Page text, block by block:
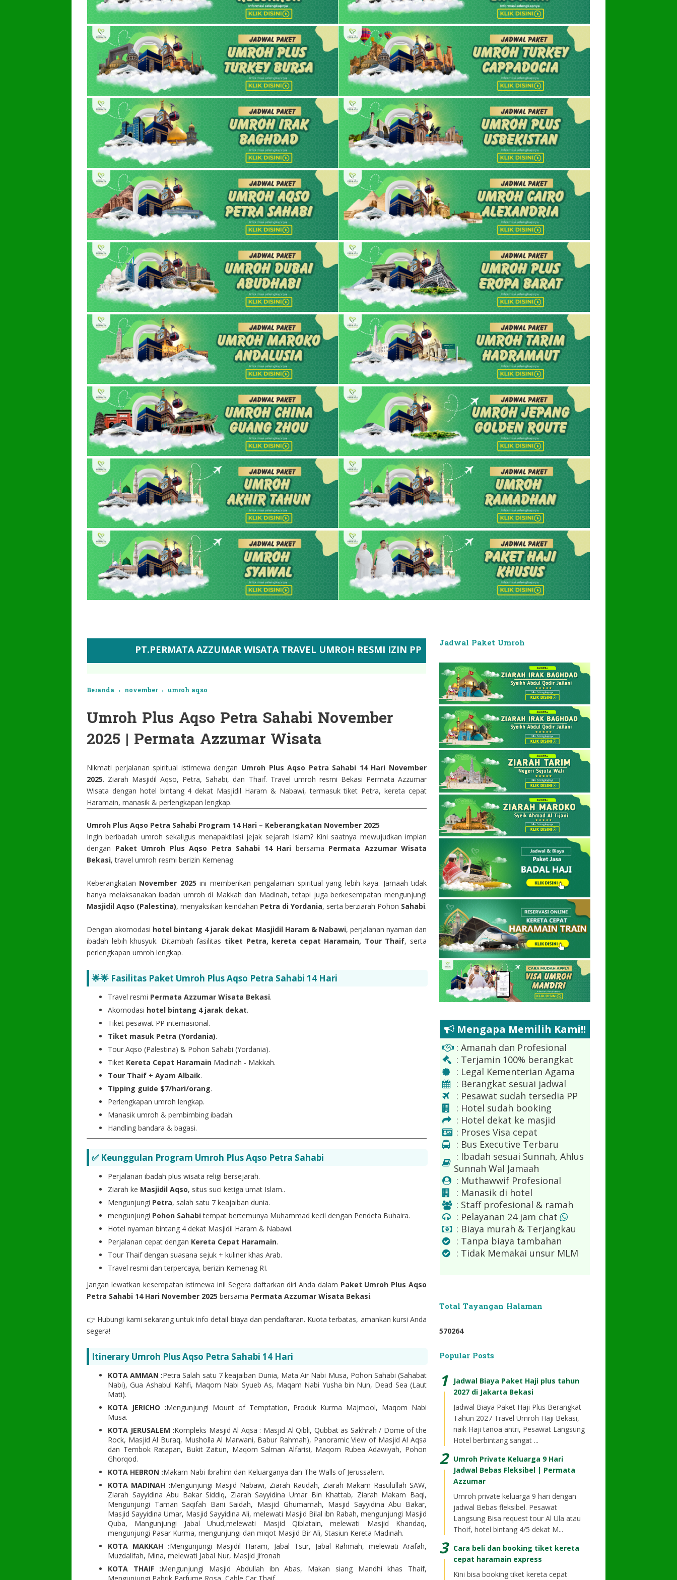
PT.PERMATA AZZUMAR WISATA TRAVEL UMROH RESMI IZIN PPIU 81201101007860002
Beranda › november › umroh aqso
Umroh Plus Aqso Petra Sahabi November
2025 | Permata Azzumar Wisata
Nikmati perjalanan spiritual istimewa dengan Umroh Plus Aqso Petra Sahabi 14 Hari November
2025. Ziarah Masjidil Aqso, Petra, Sahabi, dan Thaif. Travel umroh resmi Bekasi Permata Azzumar
Wisata dengan hotel bintang 4 dekat Masjidil Haram & Nabawi, termasuk tiket Petra, kereta cepat
Haramain, manasik & perlengkapan lengkap.
Umroh Plus Aqso Petra Sahabi Program 14 Hari – Keberangkatan November 2025
Ingin beribadah umroh sekaligus menapaktilasi jejak sejarah Islam? Kini saatnya mewujudkan impian
dengan Paket Umroh Plus Aqso Petra Sahabi 14 Hari bersama Permata Azzumar Wisata
Bekasi, travel umroh resmi berizin Kemenag.
Keberangkatan November 2025 ini memberikan pengalaman spiritual yang lebih kaya. Jamaah tidak
hanya melaksanakan ibadah umroh di Makkah dan Madinah, tetapi juga berkesempatan mengunjungi
Masjidil Aqso (Palestina), menyaksikan keindahan Petra di Yordania, serta berziarah Pohon Sahabi.
Dengan akomodasi hotel bintang 4 jarak dekat Masjidil Haram & Nabawi, perjalanan nyaman dan
ibadah lebih khusyuk. Ditambah fasilitas tiket Petra, kereta cepat Haramain, Tour Thaif, serta
perlengkapan umroh lengkap.
🌟🌟 Fasilitas Paket Umroh Plus Aqso Petra Sahabi 14 Hari
Travel resmi Permata Azzumar Wisata Bekasi.
Akomodasi hotel bintang 4 jarak dekat.
Tiket pesawat PP internasional.
Tiket masuk Petra (Yordania).
Tour Aqso (Palestina) & Pohon Sahabi (Yordania).
Tiket Kereta Cepat Haramain Madinah - Makkah.
Tour Thaif + Ayam Albaik.
Tipping guide $7/hari/orang.
Perlengkapan umroh lengkap.
Manasik umroh & pembimbing ibadah.
Handling bandara & bagasi.
✅ Keunggulan Program Umroh Plus Aqso Petra Sahabi
Perjalanan ibadah plus wisata religi bersejarah.
Ziarah ke Masjidil Aqso, situs suci ketiga umat Islam..
Mengunjungi Petra, salah satu 7 keajaiban dunia.
mengunjungi Pohon Sahabitempat bertemunya Muhammad kecil dengan Pendeta Buhaira.
Hotel nyaman bintang 4 dekat Masjidil Haram & Nabawi.
Perjalanan cepat dengan Kereta Cepat Haramain.
Tour Thaif dengan suasana sejuk + kuliner khas Arab.
Travel resmi dan terpercaya, berizin Kemenag RI.
Jangan lewatkan kesempatan istimewa ini! Segera daftarkan diri Anda dalam Paket Umroh Plus Aqso
Petra Sahabi 14 Hari November 2025 bersama Permata Azzumar Wisata Bekasi.
👉 Hubungi kami sekarang untuk info detail biaya dan pendaftaran. Kuota terbatas, amankan kursi Anda
segera!
Itinerary Umroh Plus Aqso Petra Sahabi 14 Hari
KOTA AMMAN :Petra Salah satu 7 keajaiban Dunia, Mata Air Nabi Musa, Pohon Sahabi (Sahabat
Nabi), Gua Ashabul Kahfi, Maqom Nabi Syueb As, Maqam Nabi Yusha bin Nun, Dead Sea (Laut
Mati).
KOTA JERICHO :Mengunjungi Mount of Temptation, Produk Kurma Majmool, Maqom Nabi
Musa.
KOTA JERUSALEM :Kompleks Masjid Al Aqsa : Masjid Al Qibli, Qubbat as Sakhrah / Dome of the
Rock, Masjid Al Buraq, Musholla Al Marwani, Babur Rahmah), Panoramic View of Masjid Al Aqsa
dan Tembok Ratapan, Bukit Zaitun, Maqom Salman Alfarisi, Maqom Rubea Adawiyah, Pohon
Ghorqod.
KOTA HEBRON :Makam Nabi Ibrahim dan Keluarganya dan The Walls of Jerussalem.
KOTA MADINAH :Mengunjungi Masjid Nabawi, Ziarah Raudah, Ziarah Makam Rasulullah SAW,
Ziarah Sayyidina Abu Bakar Siddiq, Ziarah Sayyidina Umar Bin Khattab, Ziarah Makam Baqi,
Mengunjungi Taman Saqifah Bani Saidah, Masjid Ghumamah, Masjid Sayyidina Abu Bakar,
Masjid Sayyidina Umar, Masjid Sayyidina Ali, melewati Masjid Bilal ibn Rabah, mengunjungi Masjid
Quba, Mangunjungi Jabal Uhud,melewati Masjid Qiblatain, melewati Masjid Khandaq,
mengunjungi Pasar Kurma, mengunjungi dan miqot Masjid Bir Ali, Stasiun Kereta Madinah.
KOTA MAKKAH :Mengunjungi Masjidil Haram, Jabal Tsur, Jabal Rahmah, melewati Arafah,
Muzdalifah, Mina, melewati Jabal Nur, Masjid Ji’ronah
KOTA THAIF :Mengunjungi Masjid Abdullah ibn Abas, Makan siang Mandhi khas Thaif,
Jadwal Paket Umroh
Mengapa Memilih Kami!!
: Amanah dan Profesional
: Terjamin 100% berangkat
: Legal Kementerian Agama
: Berangkat sesuai jadwal
: Pesawat sudah tersedia PP
: Hotel sudah booking
: Hotel dekat ke masjid
: Proses Visa cepat
: Bus Executive Terbaru
: Ibadah sesuai Sunnah, Ahlus
Sunnah Wal Jamaah
: Muthawwif Profesional
: Manasik di hotel
: Staff profesional & ramah
: Pelayanan 24 jam chat
: Biaya murah & Terjangkau
: Tanpa biaya tambahan
: Tidak Memakai unsur MLM
Total Tayangan Halaman
570264
Popular Posts
Jadwal Biaya Paket Haji plus tahun
2027 di Jakarta Bekasi
Jadwal Biaya Paket Haji Plus Berangkat
Tahun 2027 Travel Umroh Haji Bekasi,
naik Haji tanoa antri, Pesawat Langsung
Hotel berbintang sangat ...
Umroh Private Keluarga 9 Hari
Jadwal Bebas Fleksibel | Permata
Azzumar
Umroh private keluarga 9 hari dengan
jadwal Bebas fleksibel. Pesawat
Langsung Bisa request tour Al Ula atau
Thoif, hotel bintang 4/5 dekat M...
Cara beli dan booking tiket kereta
cepat haramain express
Kini bisa booking tiket kereta cepat